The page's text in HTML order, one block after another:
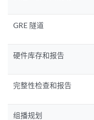
GRE 隧道
硬件库存和报告
完整性检查和报告
组播规划